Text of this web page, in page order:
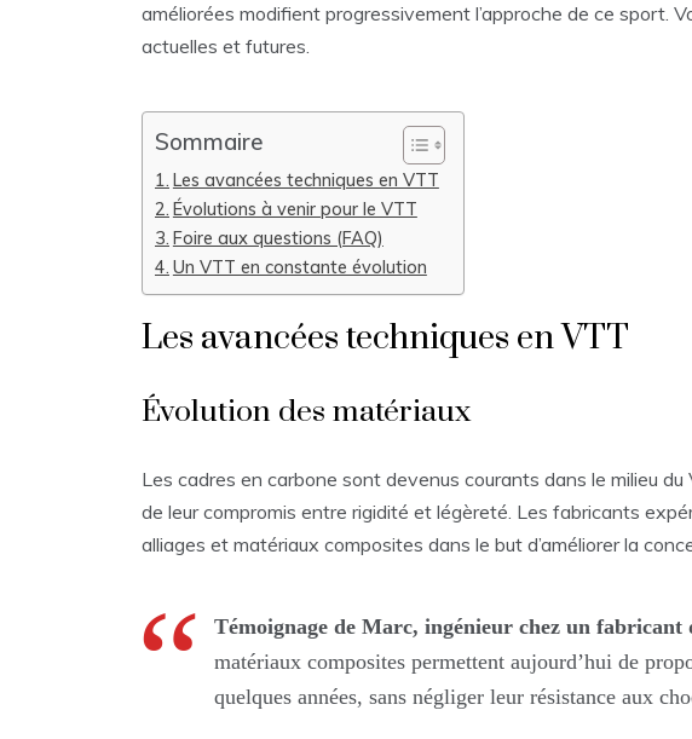
améliorées modifient progressivement l’approche de ce sport.
actuelles et futures.
Sommaire
Les avancées techniques en VTT
Évolutions à venir pour le VTT
Foire aux questions (FAQ)
Un VTT en constante évolution
Les avancées techniques en VTT
Évolution des matériaux
Les cadres en carbone sont devenus courants dans le milieu
de leur compromis entre rigidité et légèreté. Les fabricants
alliages et matériaux composites dans le but d’améliorer la
Témoignage de Marc, ingénieur chez un fabricant
matériaux composites permettent aujourd’hui de
quelques années, sans négliger leur résistance aux